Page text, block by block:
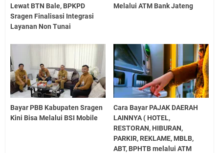
Lewat BTN Bale, BPKPD
Sragen Finalisasi Integrasi
Layanan Non Tunai
Melalui ATM Bank Jateng
Bayar PBB Kabupaten Sragen
Kini Bisa Melalui BSI Mobile
Cara Bayar PAJAK DAERAH
LAINNYA ( HOTEL,
RESTORAN, HIBURAN,
PARKIR, REKLAME, MBLB,
ABT, BPHTB melalui ATM